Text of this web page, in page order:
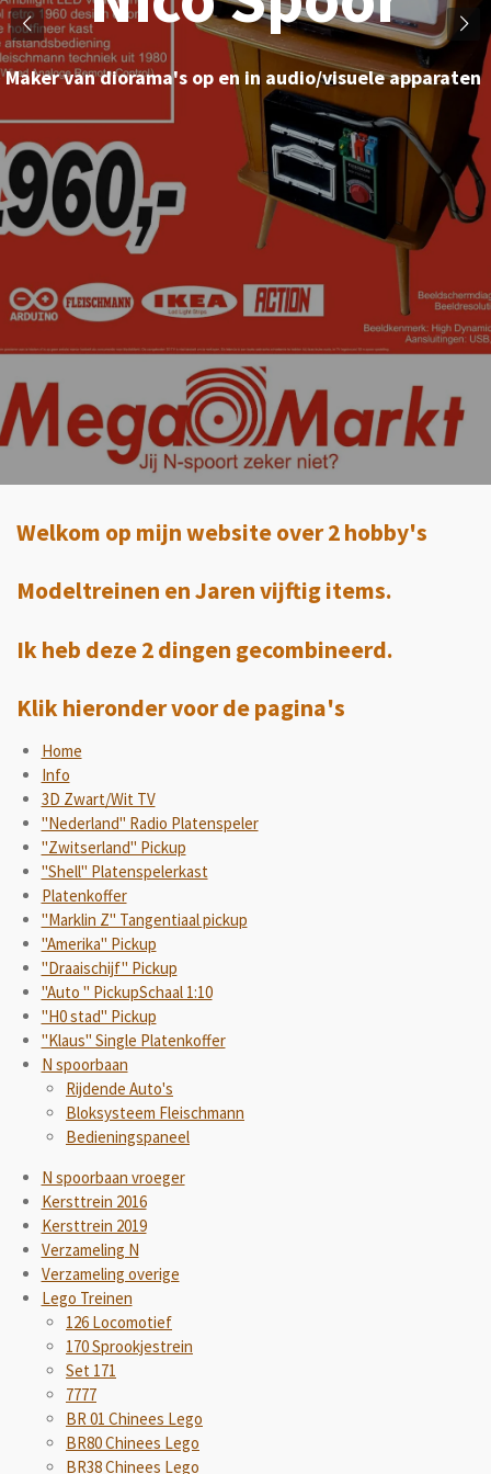
Maker van diorama's op en in audio/visuele apparaten
Welkom op mijn website over 2 hobby's
Modeltreinen en Jaren vijftig items.
Ik heb deze 2 dingen gecombineerd.
Klik hieronder voor de pagina's
Home
Info
3D Zwart/Wit TV
"Nederland" Radio Platenspeler
"Zwitserland" Pickup
"Shell" Platenspelerkast
Platenkoffer
"Marklin Z" Tangentiaal pickup
"Amerika" Pickup
"Draaischijf" Pickup
"Auto " PickupSchaal 1:10
"H0 stad" Pickup
"Klaus" Single Platenkoffer
N spoorbaan
Rijdende Auto's
Bloksysteem Fleischmann
Bedieningspaneel
N spoorbaan vroeger
Kersttrein 2016
Kersttrein 2019
Verzameling N
Verzameling overige
Lego Treinen
126 Locomotief
170 Sprookjestrein
Set 171
7777
BR 01 Chinees Lego
BR80 Chinees Lego
BR38 Chinees Lego